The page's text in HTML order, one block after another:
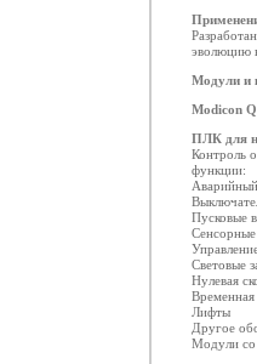
эволюцию
Модули и
Modicon
ПЛК для
Контроль
функции:
Пусковые
Сенсорные
Световые
Нулевая
Временная
Лифты
Другое
Модули со